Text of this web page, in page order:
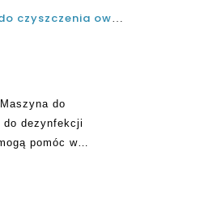
Najlepsze gospodarstwo domowe Mini Mini Maszyna do czyszczenia owoców i warzyw i warzyw Maszyna do dezynfekcji owoców i warzyw w Wielkiej Brytanii
do
do dezynfekcji
pomóc w